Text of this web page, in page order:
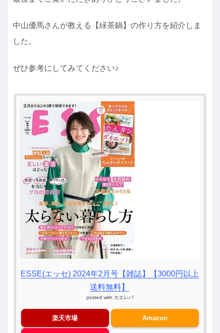
中山優馬さんが教える【緑茶鍋】の作り方を紹介しま
した。
ぜひ参考にしてみてください♪
ESSE(エッセ) 2024年2月号【雑誌】【3000円以上
送料無料】
posted with カエレバ
楽天市場 Amazon